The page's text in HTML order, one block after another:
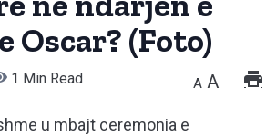
Oscar? (Foto)
1 Min Read A A
u mbajt ceremonia e